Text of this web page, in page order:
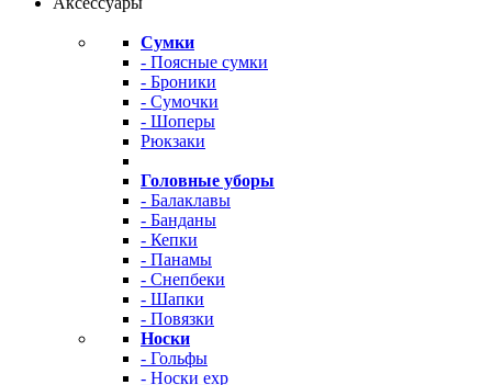
Сумки
- Поясные сумки
- Броники
- Сумочки
- Шоперы
Рюкзаки
Головные уборы
- Балаклавы
- Банданы
- Кепки
- Панамы
- Снепбеки
- Шапки
- Повязки
Носки
- Гольфы
- Носки exp